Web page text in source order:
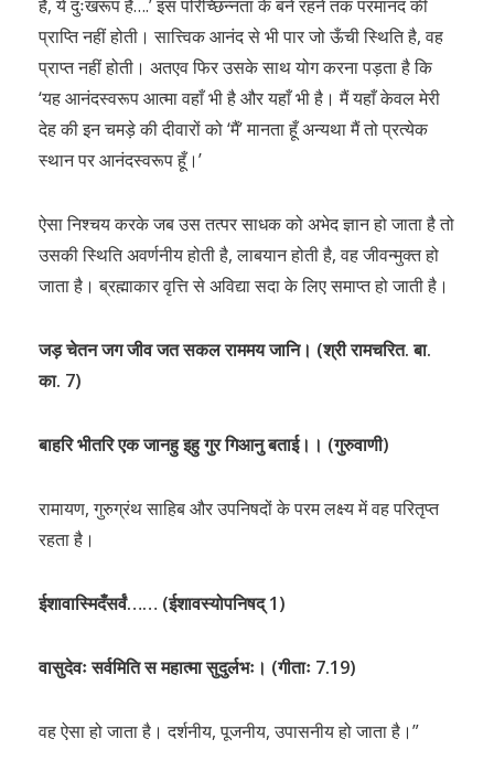
हैं, ये दुःखरूप हैं….’ इस परिच्छिन्नता के बने रहने तक परमानंद की
प्राप्ति नहीं होती। सात्त्विक आनंद से भी पार जो ऊँची स्थिति है, वह
प्राप्त नहीं होती। अतएव फिर उसके साथ योग करना पड़ता है कि
‘यह आनंदस्वरूप आत्मा वहाँ भी है और यहाँ भी है। मैं यहाँ केवल मेरी
देह की इन चमड़े की दीवारों को ‘मैं’ मानता हूँ अन्यथा मैं तो प्रत्येक
स्थान पर आनंदस्वरूप हूँ।’
ऐसा निश्चय करके जब उस तत्पर साधक को अभेद ज्ञान हो जाता है तो
उसकी स्थिति अवर्णनीय होती है, लाबयान होती है, वह जीवन्मुक्त हो
जाता है। ब्रह्माकार वृत्ति से अविद्या सदा के लिए समाप्त हो जाती है।
जड़ चेतन जग जीव जत सकल राममय जानि। (श्री रामचरित. बा.
का. 7)
बाहरि भीतरि एक जानहु इहु गुर गिआनु बताई।। (गुरुवाणी)
रामायण, गुरुग्रंथ साहिब और उपनिषदों के परम लक्ष्य में वह परितृप्त
रहता है।
ईशावास्मिदँसर्वं…… (ईशावस्योपनिषद् 1)
वासुदेवः सर्वमिति स महात्मा सुदुर्लभः। (गीताः 7.19)
वह ऐसा हो जाता है। दर्शनीय, पूजनीय, उपासनीय हो जाता है।”